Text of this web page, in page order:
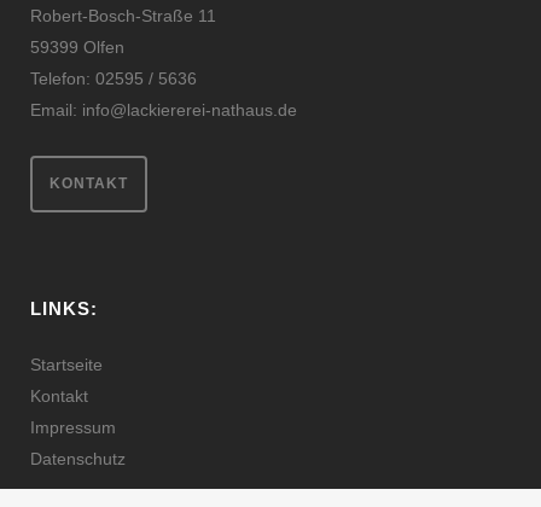
Robert-Bosch-Straße 11
59399 Olfen
Telefon: 02595 / 5636
Email: info@lackiererei-nathaus.de
KONTAKT
LINKS:
Startseite
Kontakt
Impressum
Datenschutz